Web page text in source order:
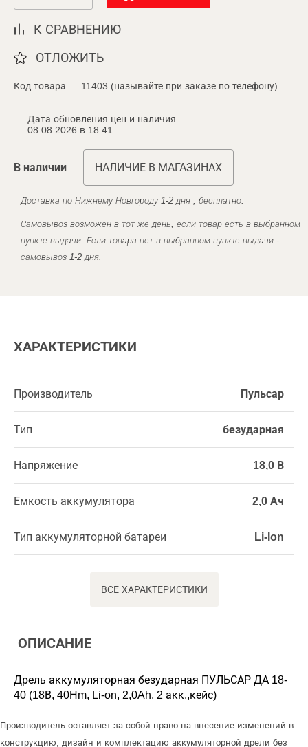
К СРАВНЕНИЮ
ОТЛОЖИТЬ
Код товара — 11403 (называйте при заказе по телефону)
Дата обновления цен и наличия:
08.08.2026 в 18:41
В наличии НАЛИЧИЕ В МАГАЗИНАХ
Доставка по Нижнему Новгороду 1-2 дня , бесплатно.
Самовывоз возможен в тот же день, если товар есть в выбранном
пункте выдачи. Если товара нет в выбранном пункте выдачи -
самовывоз 1-2 дня.
ХАРАКТЕРИСТИКИ
Производитель Пульсар
Тип безударная
Напряжение 18,0 В
Емкость аккумулятора 2,0 Ач
Тип аккумуляторной батареи Li-Ion
ВСЕ ХАРАКТЕРИСТИКИ
ОПИСАНИЕ
Дрель аккумуляторная безударная ПУЛЬСАР ДА 18-
40 (18В, 40Hm, Li-on, 2,0Ah, 2 акк.,кейс)
Производитель оставляет за собой право на внесение изменений в
конструкцию, дизайн и комплектацию аккумуляторной дрели без